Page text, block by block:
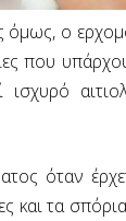
ο
που
όταν
τα